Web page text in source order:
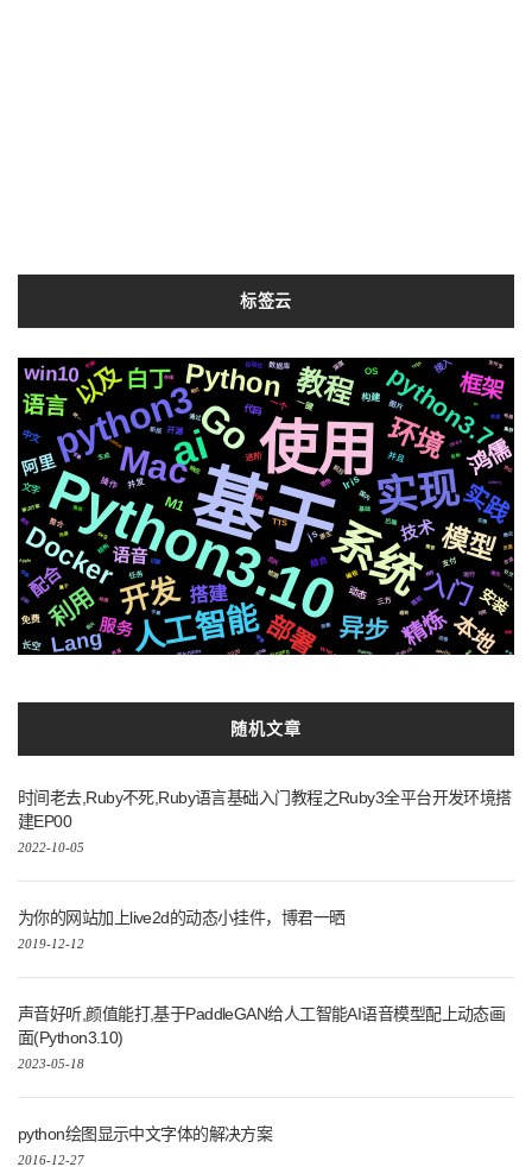
标签云
基于
使用
Python3.10系统
ai
实现
Go
python3
Mac
人工智能
开发
教程
Python
环境
Docker 模型
部署
python3.7
异步
实践
入门
以及
利用
白丁
鸿儒
精炼
语言
框架
本地
Lang
win10
搭建
配合
语音
技术
阿里
服务
安装
M1
js
Iris
代码
动态
构建
OS
文字
接入
中文
免费
长空
TTS
一键
进阶
结合
并发
开源
操作
一个
并且
任务
api
三方
图片
数据库
整合
支付
自动化
音色
响应
ffmpeg
原生
芯片
前后
检测
基础
2020
微软
国内
后端
Whisper
深度
记录
编程
Selenium
通过
新版
svg
生成
结构
运行
centos
推送
需要
解决方案
格式
字幕
变量
推荐
celery
场景
阻塞
镜像
Apple
各种
存储
Silicon
遇到
统一
CSS3
github
切换
动画
爬虫
属于
情况
协议
io
聊天
合成
页面
https
Pytorch MacOs
支付宝
简历
快速
布局
识别
集群
流程
声音
可用
机制
社交
数据
绘图
js2.6
静态 全栈
随机文章
时间老去,Ruby不死,Ruby语言基础入门教程之Ruby3全平台开发环境搭
建EP00
2022-10-05
为你的网站加上live2d的动态小挂件，博君一晒
2019-12-12
声音好听,颜值能打,基于PaddleGAN给人工智能AI语音模型配上动态画
面(Python3.10)
2023-05-18
python绘图显示中文字体的解决方案
2016-12-27